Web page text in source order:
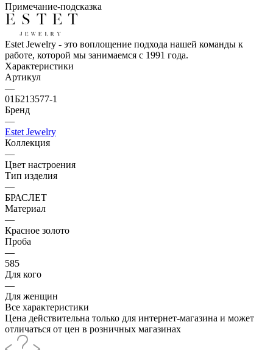
Примечание-подсказка
Estet Jewelry - это воплощение подхода нашей команды к
работе, которой мы занимаемся с 1991 года.
Характеристики
Артикул
—
01Б213577-1
Бренд
—
Estet Jewelry
Коллекция
—
Цвет настроения
Тип изделия
—
БРАСЛЕТ
Материал
—
Красное золото
Проба
—
585
Для кого
—
Для женщин
Все характеристики
Цена действительна только для интернет-магазина и может
отличаться от цен в розничных магазинах